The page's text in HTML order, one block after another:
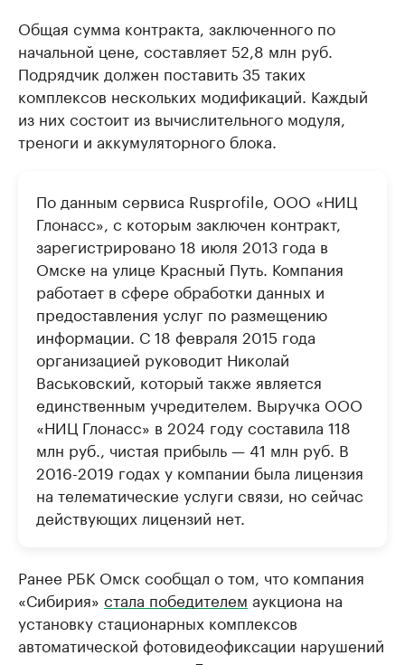
Общая сумма контракта, заключенного по
начальной цене, составляет 52,8 млн руб.
Подрядчик должен поставить 35 таких
комплексов нескольких модификаций. Каждый
из них состоит из вычислительного модуля,
треноги и аккумуляторного блока.
По данным сервиса Rusprofile, ООО «НИЦ
Глонасс», с которым заключен контракт,
зарегистрировано 18 июля 2013 года в
Омске на улице Красный Путь. Компания
работает в сфере обработки данных и
предоставления услуг по размещению
информации. С 18 февраля 2015 года
организацией руководит Николай
Васьковский, который также является
единственным учредителем. Выручка ООО
«НИЦ Глонасс» в 2024 году составила 118
млн руб., чистая прибыль — 41 млн руб. В
2016-2019 годах у компании была лицензия
на телематические услуги связи, но сейчас
действующих лицензий нет.
Ранее РБК Омск сообщал о том, что компания
«Сибирия» стала победителем аукциона на
установку стационарных комплексов
автоматической фотовидеофиксации нарушений